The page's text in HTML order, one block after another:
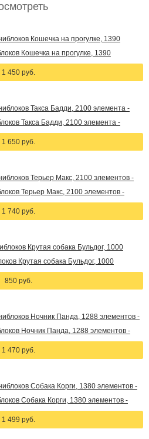
Кошечка на прогулке, 1390
1 450 руб.
Такса Бадди, 2100 элемента -
1 650 руб.
Терьер Макс, 2100 элементов -
1 740 руб.
Крутая собака Бульдог, 1000
850 руб.
Ночник Панда, 1288 элементов -
1 470 руб.
Собака Корги, 1380 элементов -
1 499 руб.